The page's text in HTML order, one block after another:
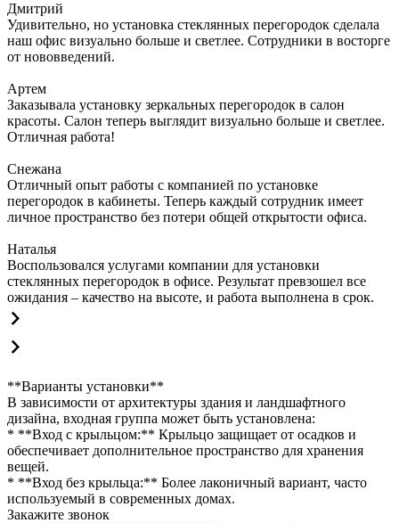
Дмитрий
Удивительно, но установка стеклянных перегородок сделала
наш офис визуально больше и светлее. Сотрудники в восторге
от нововведений.
Артем
Заказывала установку зеркальных перегородок в салон
красоты. Салон теперь выглядит визуально больше и светлее.
Отличная работа!
Снежана
Отличный опыт работы с компанией по установке
перегородок в кабинеты. Теперь каждый сотрудник имеет
личное пространство без потери общей открытости офиса.
Наталья
Воспользовался услугами компании для установки
стеклянных перегородок в офисе. Результат превзошел все
ожидания – качество на высоте, и работа выполнена в срок.
**Варианты установки**
В зависимости от архитектуры здания и ландшафтного
дизайна, входная группа может быть установлена:
* **Вход с крыльцом:** Крыльцо защищает от осадков и
обеспечивает дополнительное пространство для хранения
вещей.
* **Вход без крыльца:** Более лаконичный вариант, часто
используемый в современных домах.
Закажите звонок